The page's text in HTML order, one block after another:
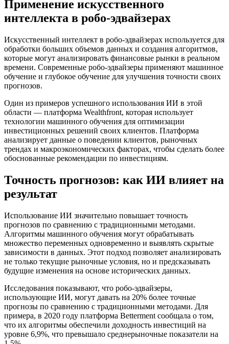
Применение искусственного
интеллекта в робо-эдвайзерах
Искусственный интеллект в робо-эдвайзерах используется для
обработки больших объемов данных и создания алгоритмов,
которые могут анализировать финансовые рынки в реальном
времени. Современные робо-эдвайзеры применяют машинное
обучение и глубокое обучение для улучшения точности своих
прогнозов.
Один из примеров успешного использования ИИ в этой
области — платформа Wealthfront, которая использует
технологии машинного обучения для оптимизации
инвестиционных решений своих клиентов. Платформа
анализирует данные о поведении клиентов, рыночных
трендах и макроэкономических факторах, чтобы сделать более
обоснованные рекомендации по инвестициям.
Точность прогнозов: как ИИ влияет на
результат
Использование ИИ значительно повышает точность
прогнозов по сравнению с традиционными методами.
Алгоритмы машинного обучения могут обрабатывать
множество переменных одновременно и выявлять скрытые
зависимости в данных. Этот подход позволяет анализировать
не только текущие рыночные условия, но и предсказывать
будущие изменения на основе исторических данных.
Исследования показывают, что робо-эдвайзеры,
использующие ИИ, могут давать на 20% более точные
прогнозы по сравнению с традиционными методами. Для
примера, в 2020 году платформа Betterment сообщала о том,
что их алгоритмы обеспечили доходность инвестиций на
уровне 6,9%, что превышало среднерыночные показатели на